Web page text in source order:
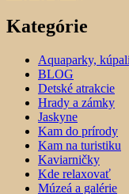
Kategórie
Aquaparky,
BLOG
Detské atrakcie
Hrady a zámky
Jaskyne
Kam do prírody
Kam na turistiku
Kaviarničky
Kde relaxovať
Múzeá a galérie